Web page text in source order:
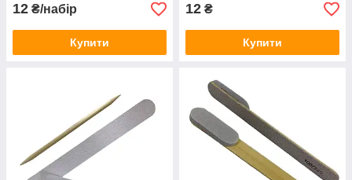
12 ₴/набір
Купити
12 ₴
Купити